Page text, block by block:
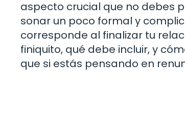
aspecto crucial que no debes
sonar un poco formal y
corresponde al finalizar tu
finiquito, qué debe incluir, y
que si estás pensando en